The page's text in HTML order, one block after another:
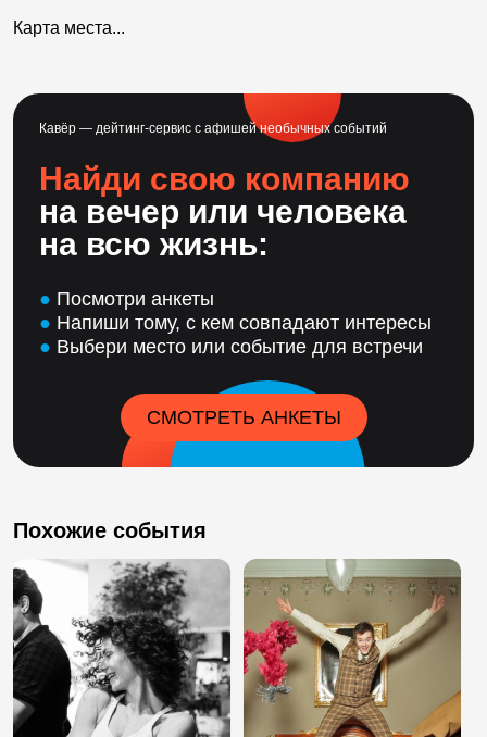
Карта места...
Кавёр — дейтинг-сервис с афишей необычных событий
Найди свою компанию
на вечер или человека
на всю жизнь:
● Посмотри анкеты
● Напиши тому, с кем совпадают интересы
● Выбери место или событие для встречи
СМОТРЕТЬ АНКЕТЫ
Похожие события